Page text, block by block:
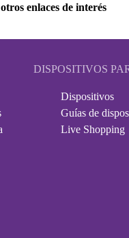
enlaces de interés
DISPOSITIVOS
Dispositivos
Guías de
Live Shopping